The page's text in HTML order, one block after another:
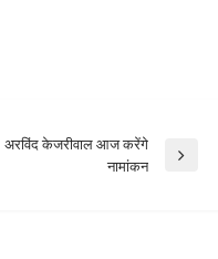
अरविंद केजरीवाल आज करेंगे
नामांकन